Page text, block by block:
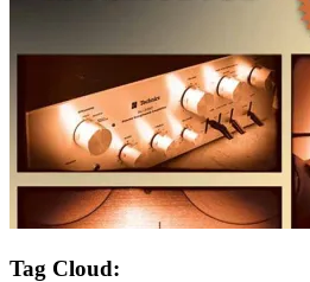
Tag Cloud: